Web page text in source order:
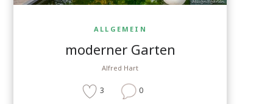
ALLGEMEIN
moderner Garten
Alfred Hart
3 0